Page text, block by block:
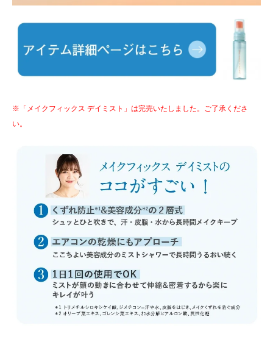
※「メイクフィックス デイミスト」は完売いたしました。ご了承くださ
い。